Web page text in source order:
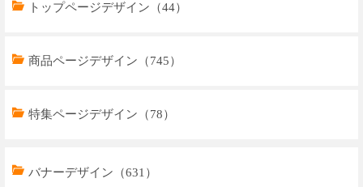
トップページデザイン（44）
商品ページデザイン（745）
特集ページデザイン（78）
トップページデザイン（32）
バナーデザイン（631）